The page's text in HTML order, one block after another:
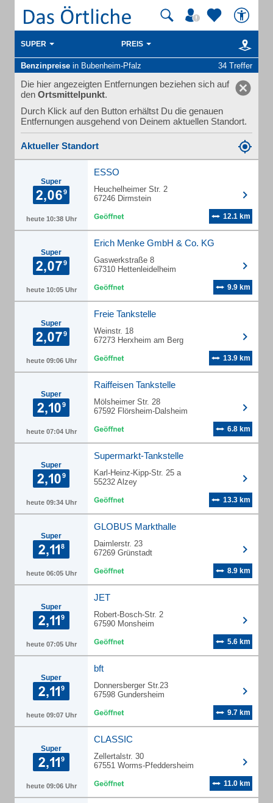
SUPER PREIS
Benzinpreise in Bubenheim-Pfalz 34 Treffer
Die hier angezeigten Entfernungen beziehen sich auf
den Ortsmittelpunkt.
Durch Klick auf den Button erhältst Du die genauen
Entfernungen ausgehend von Deinem aktuellen Standort.
Aktueller Standort
Super
heute 10:38 Uhr
ESSO
Heuchelheimer Str. 2
67246 Dirmstein
12.1 km
Super
heute 10:05 Uhr
Erich Menke GmbH & Co. KG
Gaswerkstraße 8
67310 Hettenleidelheim
9.9 km
Super
heute 09:06 Uhr
Freie Tankstelle
Weinstr. 18
67273 Herxheim am Berg
13.9 km
Super
heute 07:04 Uhr
Raiffeisen Tankstelle
Mölsheimer Str. 28
67592 Flörsheim-Dalsheim
6.8 km
Super
heute 09:34 Uhr
Supermarkt-Tankstelle
Karl-Heinz-Kipp-Str. 25 a
55232 Alzey
13.3 km
Super
heute 06:05 Uhr
GLOBUS Markthalle
Daimlerstr. 23
67269 Grünstadt
8.9 km
Super
heute 07:05 Uhr
JET
Robert-Bosch-Str. 2
67590 Monsheim
5.6 km
Super
heute 09:07 Uhr
bft
Donnersberger Str.23
67598 Gundersheim
9.7 km
Super
heute 09:06 Uhr
CLASSIC
Zellertalstr. 30
67551 Worms-Pfeddersheim
11.0 km